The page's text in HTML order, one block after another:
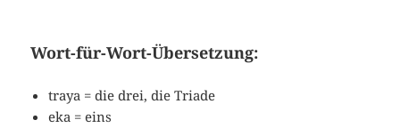
Wort-für-Wort-Übersetzung:
traya = die drei, die Triade
eka = eins